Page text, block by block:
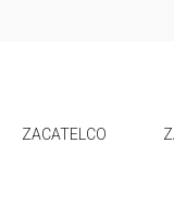
ZACATELCO